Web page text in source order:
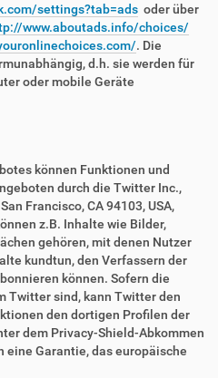
settings?tab=ads oder über
www.aboutads.info/choices/
. Die
d.h. sie werden für
oder mobile Geräte
können Funktionen und
durch die Twitter Inc.,
Francisco, CA 94103, USA,
z.B. Inhalte wie Bilder,
gehören, mit denen Nutzer
kundtun, den Verfassern der
können. Sofern die
Twitter sind, kann Twitter den
den dortigen Profilen der
dem Privacy-Shield-Abkommen
Garantie, das europäische